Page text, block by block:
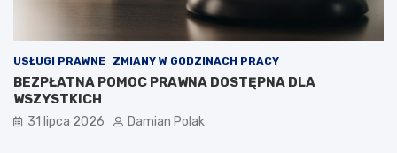
USŁUGI PRAWNE ZMIANY W GODZINACH PRACY
BEZPŁATNA POMOC PRAWNA DOSTĘPNA DLA
WSZYSTKICH
31 lipca 2026 Damian Polak